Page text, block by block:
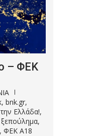
– ΦΕΚ
, bnk.gr,
Ελλάδα!,
ξεπούλημα,
, ΦΕΚ Α18